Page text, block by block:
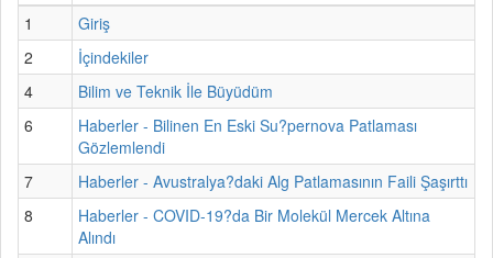
1
Giriş
2
İçindekiler
4
Bilim ve Teknik İle Büyüdüm
6
Haberler - Bilinen En Eski Su?pernova Patlaması
Gözlemlendi
7
Haberler - Avustralya?daki Alg Patlamasının Faili Şaşırttı
8
Haberler - COVID-19?da Bir Molekül Mercek Altına
Alındı